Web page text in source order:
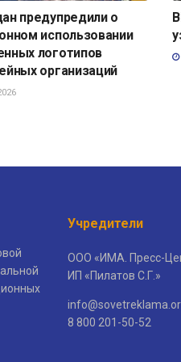
предупредили о
использовании
логотипов
организаций
Учредители
ООО «ИМА. Пресс-
ИП «Пилатов С.Г.»
8 800 201-50-52